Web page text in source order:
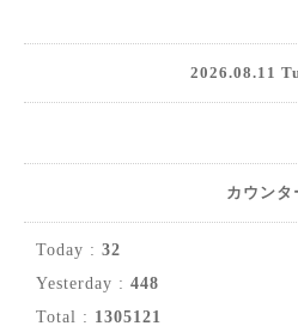
2026.08.11
カウンタ
Today : 32
Yesterday : 448
Total : 1305121